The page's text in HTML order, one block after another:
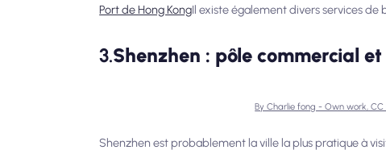
Port de Hong KongIl existe également divers services de
3.Shenzhen : pôle commercial
By Charlie fong - Own work,
Shenzhen est probablement la ville la plus pratique à